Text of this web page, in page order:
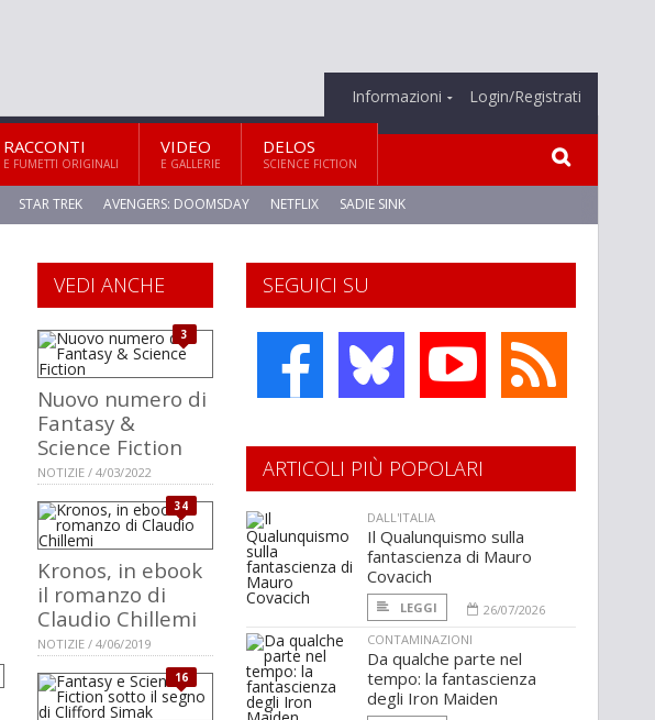
Informazioni Login/Registrati
RACCONTI
E FUMETTI ORIGINALI
VIDEO
E GALLERIE
DELOS
SCIENCE FICTION
STAR TREK AVENGERS: DOOMSDAY NETFLIX SADIE SINK
SEGUICI SU
VEDI ANCHE
3
Nuovo numero di
Fantasy &
Science Fiction
NOTIZIE / 4/03/2022
34
Kronos, in ebook
il romanzo di
Claudio Chillemi
NOTIZIE / 4/06/2019
16
ARTICOLI PIÙ POPOLARI
DALL'ITALIA
Il Qualunquismo sulla
fantascienza di Mauro
Covacich
LEGGI
26/07/2026
CONTAMINAZIONI
Da qualche parte nel
tempo: la fantascienza
degli Iron Maiden